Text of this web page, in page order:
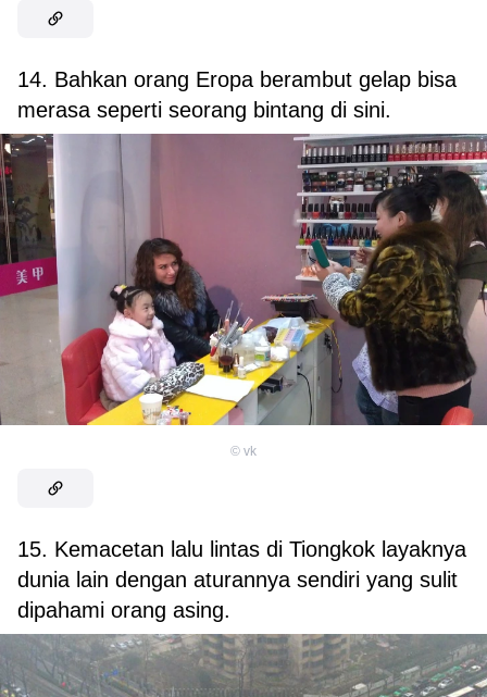
14. Bahkan orang Eropa berambut gelap bisa
merasa seperti seorang bintang di sini.
© vk
15. Kemacetan lalu lintas di Tiongkok layaknya
dunia lain dengan aturannya sendiri yang sulit
dipahami orang asing.